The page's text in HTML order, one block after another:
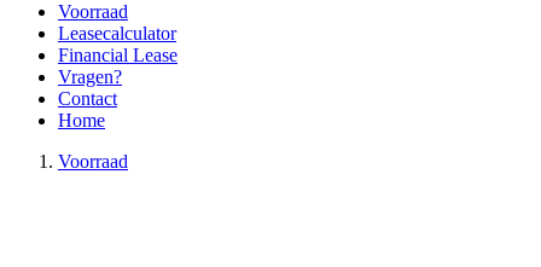
Voorraad
Leasecalculator
Financial Lease
Vragen?
Contact
Home
Voorraad